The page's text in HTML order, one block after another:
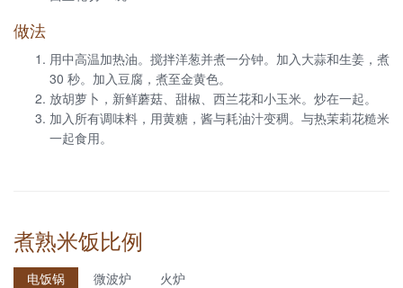
做法
用中高温加热油。搅拌洋葱并煮一分钟。加入大蒜和生姜，煮
30 秒。加入豆腐，煮至金黄色。
放胡萝卜，新鲜蘑菇、甜椒、西兰花和小玉米。炒在一起。
加入所有调味料，用黄糖，酱与耗油汁变稠。与热茉莉花糙米
一起食用。
煮熟米饭比例
电饭锅 微波炉 火炉